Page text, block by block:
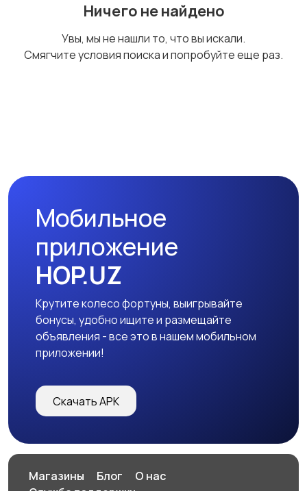
дело
дизайн, PR2
фармацевтика
грузоперевозки,
Техническое
обслуживание,
ремонт техники и
оборудования
IT, телеком, связь,
компьютеры1
Юриспруденция,
бухгалтерия,
Недвижимость2
Ничего не найдено
Увы, мы не нашли то, что вы искали.
Смягчите условия поиска и попробуйте еще раз.
Мобильное
приложение
HOP.UZ
Крутите колесо фортуны, выигрывайте
бонусы, удобно ищите и размещайте
объявления - все это в нашем мобильном
приложении!
Скачать APK
Магазины Блог
О нас